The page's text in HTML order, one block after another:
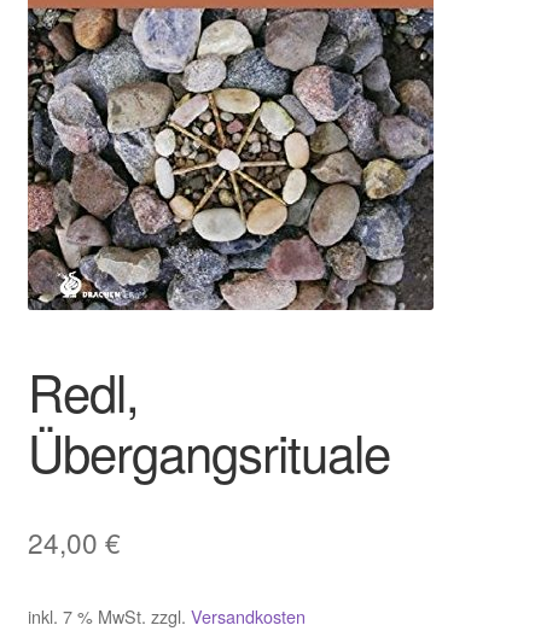
Redl,
Übergangsrituale
24,00 €
inkl. 7 % MwSt. zzgl. Versandkosten